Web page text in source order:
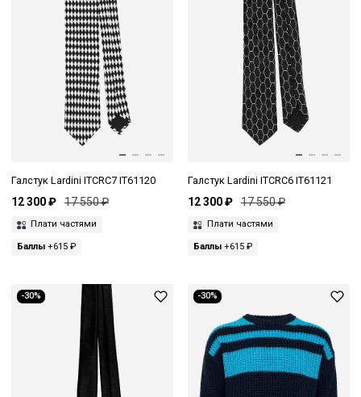
Галстук Lardini ITCRC7 IT61120
12 300 ₽ 17 550 ₽
Плати частями
Баллы +615 ₽
Галстук Lardini ITCRC6 IT61121
12 300 ₽ 17 550 ₽
Плати частями
Баллы+615 ₽
-30% -30%